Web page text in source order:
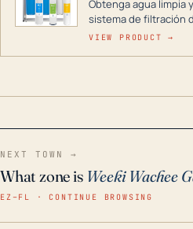
Obtenga agua limpia
sistema de filtración
etapas. La tecnología
en situaciones de
VIEW PRODUCT →
NEXT TOWN →
What zone is Weeki Wachee
EZ–FL · CONTINUE BROWSING